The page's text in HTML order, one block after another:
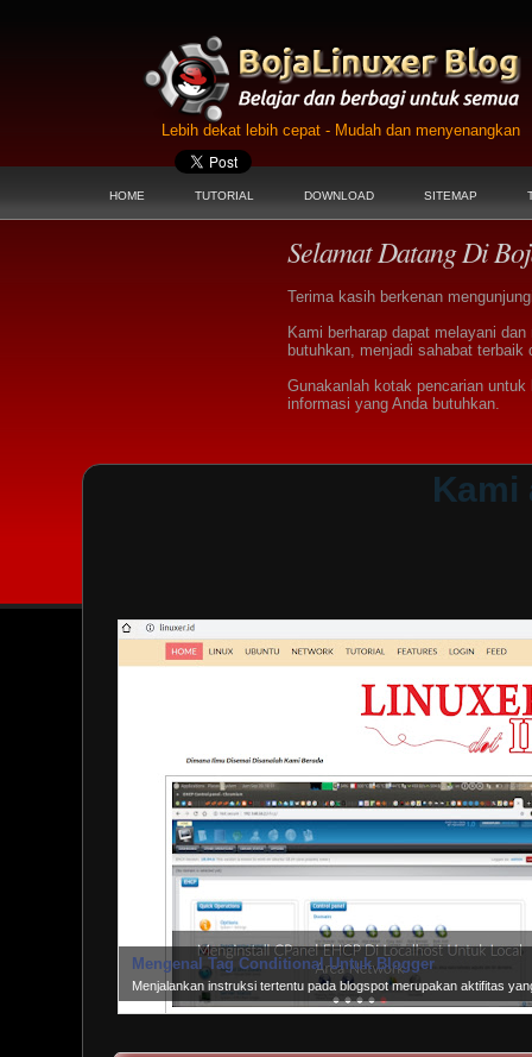
Lebih dekat lebih cepat - Mudah dan menyenangkan
HOME TUTORIAL DOWNLOAD SITEMAP
Selamat Datang Di
Terima kasih berkenan
Kami berharap dapat melayani
butuhkan, menjadi sahabat
Gunakanlah kotak pencarian
informasi yang Anda butuhkan.
Kami
Mengenal Tag Conditional Untuk Blogger
Menjalankan instruksi tertentu pada blogspot merupakan aktifitas